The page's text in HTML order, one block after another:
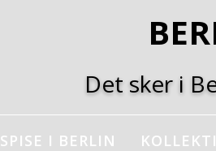
Det sker i
SPISE I BERLIN